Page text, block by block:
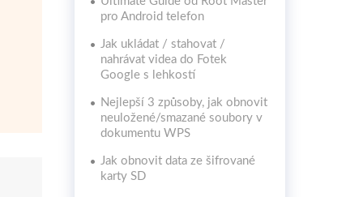
pro Android telefon
Jak ukládat / stahovat /
nahrávat videa do Fotek
Google s lehkostí
Nejlepší 3 způsoby, jak obnovit
neuložené/smazané soubory v
dokumentu WPS
Jak obnovit data ze šifrované
karty SD